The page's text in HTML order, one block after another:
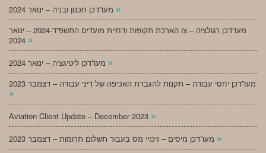
»
מעו”דכן רגולציה – צו הארכת תקופות ודחיית מועדים התשפ”ד-2024 – ינואר
»
»
מעו”דכן יחסי עבודה – תקנות להגברת האכיפה של דיני עבודה – דצמבר 2023
»
Aviation Client Update – December 2023 »
»